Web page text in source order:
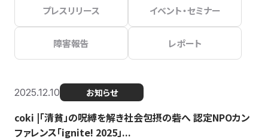
プレスリリース イベント・セミナー
障害報告 レポート
2025.12.10 お知らせ
coki |「清貧」の呪縛を解き社会包摂の砦へ 認定NPOカン
ファレンス「ignite! 2025」...